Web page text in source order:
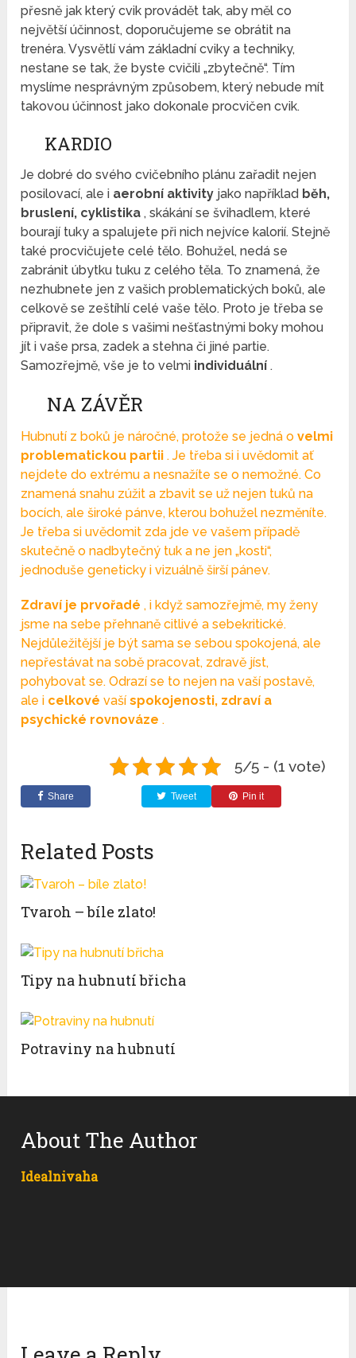
přesně jak který cvik provádět tak, aby měl co
největší účinnost, doporučujeme se obrátit na
trenéra. Vysvětlí vám základní cviky a techniky,
nestane se tak, že byste cvičili „zbytečně“. Tím
myslíme nesprávným způsobem, který nebude mít
takovou účinnost jako dokonale procvičen cvik.
KARDIO
Je dobré do svého cvičebního plánu zařadit nejen
posilovací, ale i aerobní aktivity jako například běh,
bruslení, cyklistika, skákání se švihadlem, které
bourají tuky a spalujete při nich nejvíce kalorií. Stejně
také procvičujete celé tělo. Bohužel, nedá se
zabránit úbytku tuku z celého těla. To znamená, že
nezhubnete jen z vašich problematických boků, ale
celkově se zeštíhlí celé vaše tělo. Proto je třeba se
připravit, že dole s vašimi nešťastnými boky mohou
jít i vaše prsa, zadek a stehna či jiné partie.
Samozřejmě, vše je to velmi individuální.
NA ZÁVĚR
Hubnutí z boků je náročné, protože se jedná ovelmi
problematickou partii. Je třeba si i uvědomit ať
nejdete do extrému a nesnažíte se o nemožné. Co
znamená snahu zúžit a zbavit se už nejen tuků na
bocích, ale široké pánve, kterou bohužel nezměníte.
Je třeba si uvědomit zda jde ve vašem případě
skutečně o nadbytečný tuk a ne jen „kosti“,
jednoduše geneticky i vizuálně širší pánev.
Zdraví je prvořadé, i když samozřejmě, my ženy
jsme na sebe přehnaně citlivé a sebekritické.
Nejdůležitější je být sama se sebou spokojená, ale
nepřestávat na sobě pracovat, zdravě jíst,
pohybovat se. Odrazí se to nejen na vaší postavě,
ale i celkovévašíspokojenosti, zdraví a
psychické rovnováze.
5/5 - (1 vote)
Share Tweet Pin it
Related Posts
Tvaroh – bíle zlato!
Tipy na hubnutí břicha
Potraviny na hubnutí
About The Author
Idealnivaha